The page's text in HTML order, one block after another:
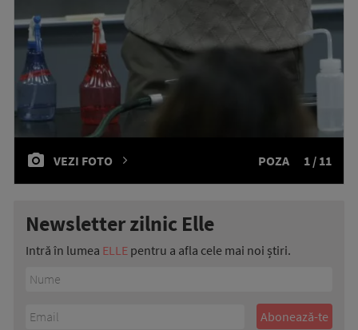
VEZI FOTO POZA 1 / 11
Newsletter zilnic Elle
Intră în lumea ELLE pentru a afla cele mai noi știri.